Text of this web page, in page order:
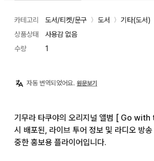
카테고리 도서/티켓/문구 〉 도서 〉
기타(도서)
상품상태
사용감 없음
수량
1
자동 번역되었어요. 원문보기
기무라 타쿠야의 오리지널 앨범 [ Go
시 배포된, 라이브 투어 정보 및 라디오 방송
중한 홍보용 플라이어입니다.